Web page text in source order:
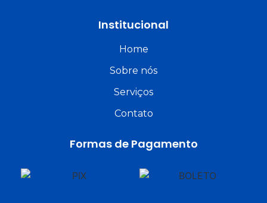
Institucional
Home
Sobre nós
Serviços
Contato
Formas de Pagamento